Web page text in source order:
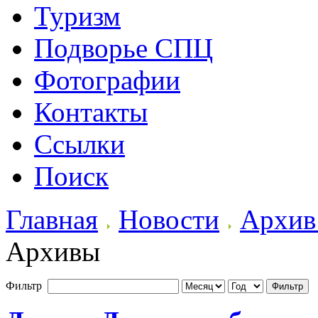
Туризм
Подворье СПЦ
Фотографии
Контакты
Ссылки
Поиск
Главная
Новости
Архивы
Фильтр Фильтр